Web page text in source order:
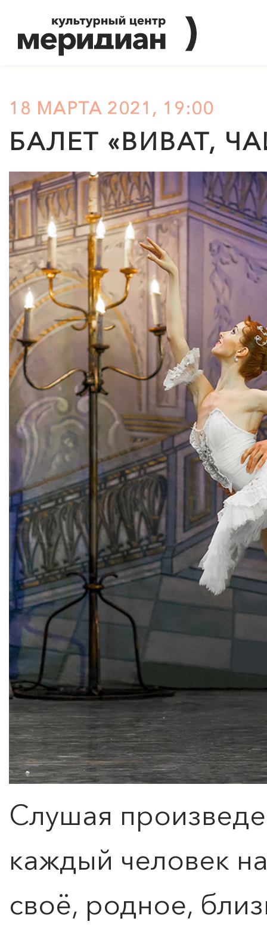
18 МАРТА 2021, 19:00
БАЛЕТ «ВИВАТ,
Слушая
каждый человек
своё, родное,